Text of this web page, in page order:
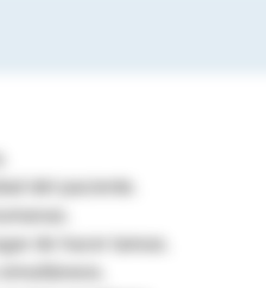
del paciente.
de hacer tareas.